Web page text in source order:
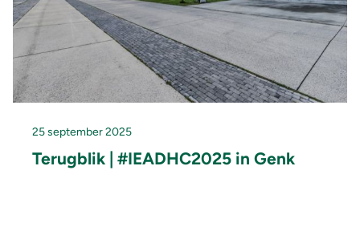
25 september 2025
Terugblik | #IEADHC2025 in Genk